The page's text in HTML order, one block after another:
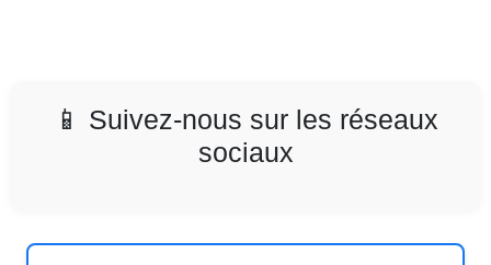
📱 Suivez-nous sur les réseaux
sociaux